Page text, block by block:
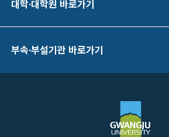
대학·대학원 바로가기
부속·부설기관 바로가기